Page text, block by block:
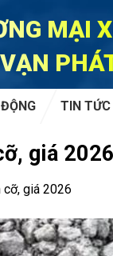
MẠI
TIN TỨC
giá 2026
giá 2026